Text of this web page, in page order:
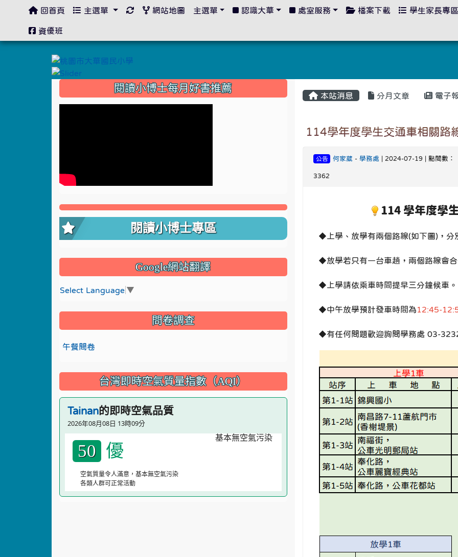
本站消息 分月文章 電子
114學年度學生交通車相關路
公告 何家葳 -學務處 | 2024-07-19 | 點閱數：
3362
114 學年度學
◆上學、放學有兩個路線(如下圖)，分
◆放學若只有一台車趟，兩個路線會
◆ 上學請依乘車時間提早三分鐘候車。
◆中午放學預計發車時間為12:45-
◆有任何問題歡迎詢問學務處 03-
::: 閱讀小博士每月好書推薦
閱讀小博士專區
Google網站翻譯
Select Language ▼
問卷調查
午餐問卷
台灣即時空氣質量指數（AQI）
Tainan的即時空氣品質
2026年08月08日 13時09分
50 優
空氣質量令人滿意，基本無空氣污染
各類人群可正常活動
回首頁 主選單 網站地圖 主選單 認識大華 處室服務 檔案下載 學生家長專區
資優班